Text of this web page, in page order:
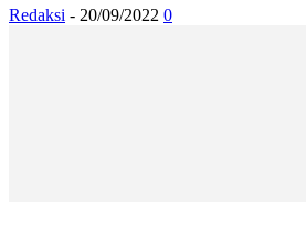
Redaksi - 20/09/2022 0